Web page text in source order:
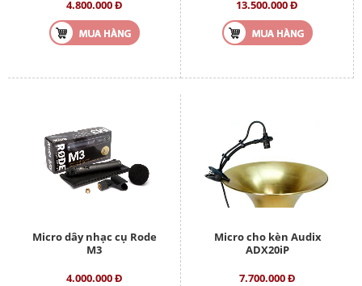
4.800.000 Đ 13.500.000 Đ
Micro dây nhạc cụ Rode
M3
4.000.000 Đ
Micro cho kèn Audix
ADX20iP
7.700.000 Đ